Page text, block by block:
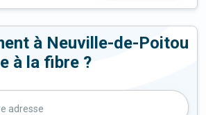
à Neuville-de-Poitou
à la fibre ?
adresse